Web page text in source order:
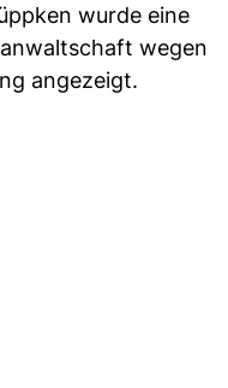
wurde eine
wegen
angezeigt.